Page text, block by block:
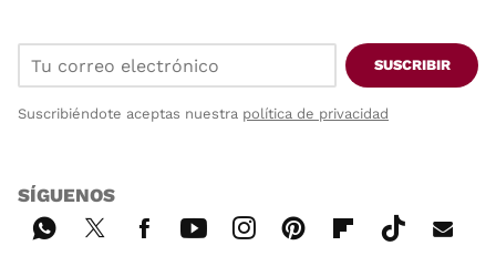
SUSCRIBIR
Suscribiéndote aceptas nuestra política de privacidad
SÍGUENOS